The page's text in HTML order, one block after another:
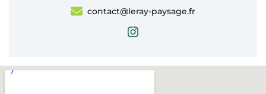
contact@leray-paysage.fr
Instagram